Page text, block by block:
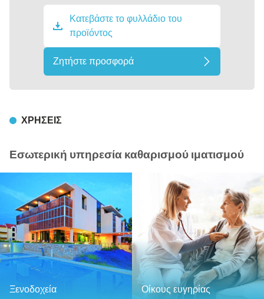
Κατεβάστε το φυλλάδιο του
προϊόντος
Ζητήστε προσφορά
ΧΡΉΣΕΙΣ
Εσωτερική υπηρεσία καθαρισμού ιματισμού
Ξενοδοχεία Οίκους ευγηρίας